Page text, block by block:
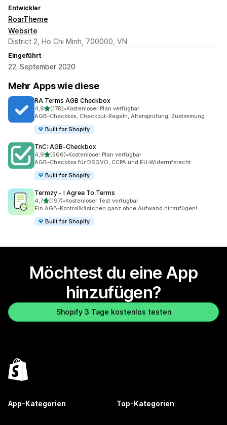
Entwickler
RoarTheme
Website
District 2, Ho Chi Minh, 700000, VN
Eingeführt
22. September 2020
Mehr Apps wie diese
RA Terms AGB Checkbox
4,9von 5 Sternen
(178)
178 Rezensionen insgesamt
•Kostenloser Plan verfügbar
AGB-Checkbox, Checkout-Regeln, Altersprüfung, Zustimmung
Built for Shopify
TnC: AGB‑Checkbox
4,9von 5 Sternen
(506)
506 Rezensionen insgesamt
•Kostenloser Plan verfügbar
AGB-Checkbox für DSGVO, CCPA und EU-Widerrufsrecht
Built for Shopify
Termzy ‑ I Agree To Terms
4,7von 5 Sternen
(197)
197 Rezensionen insgesamt
•Kostenloser Test verfügbar
Ein AGB-Kontrollkästchen ganz ohne Aufwand hinzufügen!
Built for Shopify
Möchtest du eine App
hinzufügen?
Shopify 3 Tage kostenlos testen
App-Kategorien Top-Kategorien